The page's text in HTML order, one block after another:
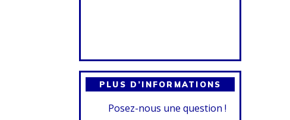
PLUS D’INFORMATIONS
Posez-nous une question !